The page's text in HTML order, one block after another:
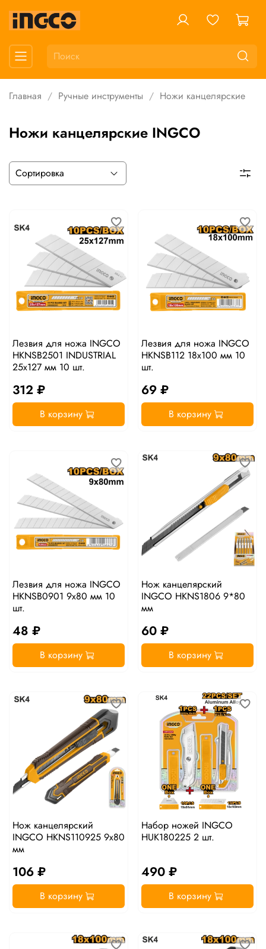
Главная Ручные инструменты Ножи канцелярские
Ножи канцелярские INGCO
Лезвия для ножа INGCO
HKNSB2501 INDUSTRIAL
25х127 мм 10 шт.
312 ₽
В корзину
Лезвия для ножа INGCO
HKNSB112 18х100 мм 10
шт.
69 ₽
В корзину
Лезвия для ножа INGCO
HKNSB0901 9x80 мм 10
шт.
48 ₽
В корзину
Нож канцелярский
INGCO HKNS1806 9*80
мм
60 ₽
В корзину
Нож канцелярский
INGCO HKNS110925 9x80
мм
106 ₽
В корзину
Набор ножей INGCO
HUK180225 2 шт.
490 ₽
В корзину